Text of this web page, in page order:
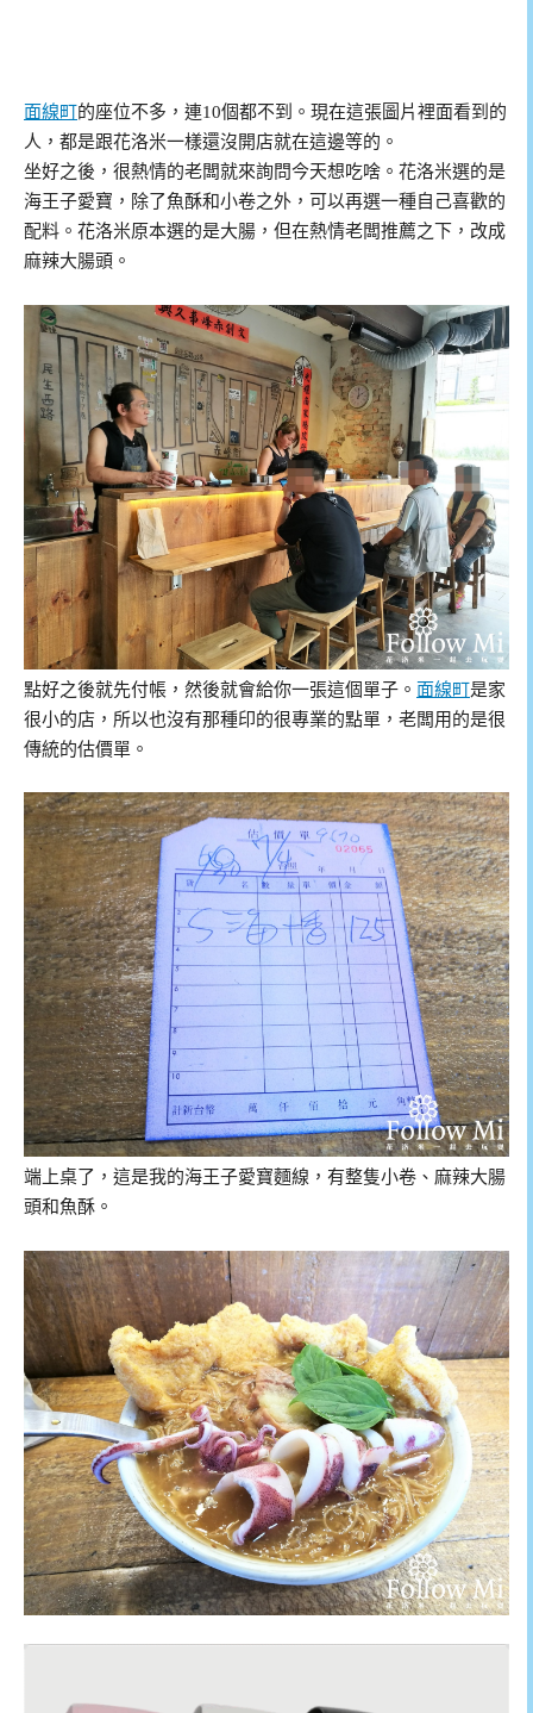
面線町的座位不多，連10個都不到。現在這張圖片裡面看到的
人，都是跟花洛米一樣還沒開店就在這邊等的。
坐好之後，很熱情的老闆就來詢問今天想吃啥。花洛米選的是
海王子愛寶，除了魚酥和小卷之外，可以再選一種自己喜歡的
配料。花洛米原本選的是大腸，但在熱情老闆推薦之下，改成
麻辣大腸頭。
點好之後就先付帳，然後就會給你一張這個單子。 面線町是家
很小的店，所以也沒有那種印的很專業的點單，老闆用的是很
傳統的估價單。
端上桌了，這是我的海王子愛寶麵線，有整隻小卷、麻辣大腸
頭和魚酥。